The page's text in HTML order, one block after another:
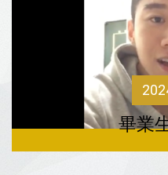
畢業